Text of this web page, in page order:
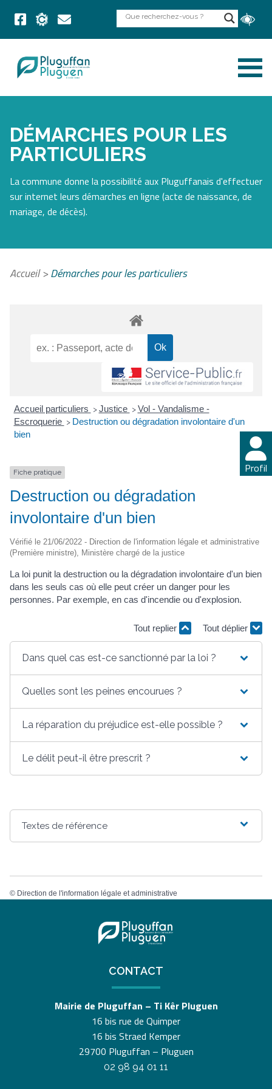
DÉMARCHES POUR LES
PARTICULIERS
La commune donne la possibilité aux Pluguffanais d'effectuer
sur internet leurs démarches en ligne (acte de naissance, de
mariage, de décès).
Profil
Accueil>Démarches pour les particuliers
Accueil particuliers > Justice > Vol - Vandalisme -
Escroquerie > Destruction ou dégradation involontaire d'un
bien
Fiche pratique
Destruction ou dégradation
involontaire d'un bien
Vérifié le 21/06/2022 - Direction de l'information légale et administrative
(Première ministre), Ministère chargé de la justice
La loi punit la destruction ou la dégradation involontaire d'un bien
dans les seuls cas où elle peut créer un danger pour les
personnes. Par exemple, en cas d'incendie ou d'explosion.
Tout replier Tout déplier
Dans quel cas est-ce sanctionné par la loi ?
Quelles sont les peines encourues ?
La réparation du préjudice est-elle possible ?
Le délit peut-il être prescrit ?
Textes de référence
© Direction de l'information légale et administrative
CONTACT
Mairie de Pluguffan – Ti Kêr Pluguen
16 bis rue de Quimper
16 bis Straed Kemper
29700 Pluguffan – Pluguen
02 98 94 01 11